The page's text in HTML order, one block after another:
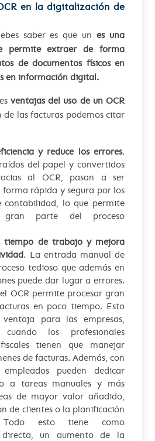
en la digitalización de
saber es que unes una
permite extraer de forma
de documentos físicos en
en información digital.
ventajas del uso de un OCR
las facturas podemos citar
y reduce los errores.
del papel y convertidos
al OCR, pasan a ser
forma rápida y segura por los
contabilidad, lo que permite
gran parte del proceso
tiempo de trabajo y mejora
. La entrada manual de
tedioso que además en
puede dar lugar a errores.
OCR permite procesar gran
en poco tiempo. Esto
para las empresas,
los profesionales
tienen que manejar
de facturas. Además, con
pueden dedicar
a tareas manuales y más
de mayor valor añadido,
de clientes o la planificación
Todo esto tiene como
directa, un aumento de la